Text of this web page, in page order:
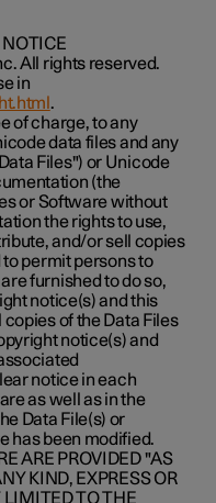
All rights reserved.
in
.
of charge, to any
data files and any
Files") or Unicode
(the
or Software without
the rights to use,
and/or sell copies
to permit persons to
furnished to do so,
notice(s) and this
of the Data Files
notice(s) and
notice in each
as well as in the
Data File(s) or
has been modified.
ARE PROVIDED "AS
KIND, EXPRESS OR
LIMITED TO THE